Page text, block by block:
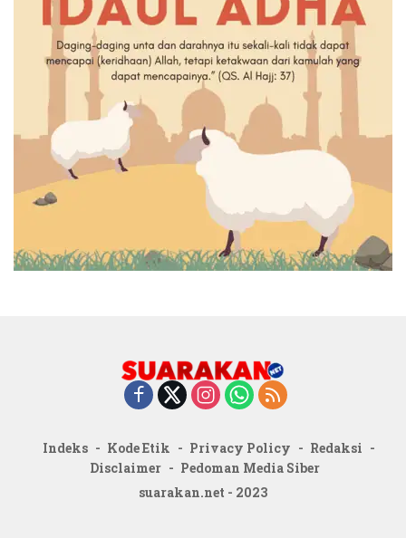
Indeks Kode Etik Privacy Policy
Redaksi
Disclaimer
Pedoman Media Siber
suarakan.net - 2023